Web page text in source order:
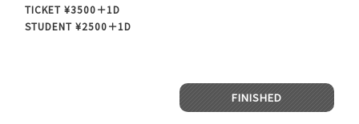
TICKET ¥3500＋1D
STUDENT ¥2500＋1D
FINISHED